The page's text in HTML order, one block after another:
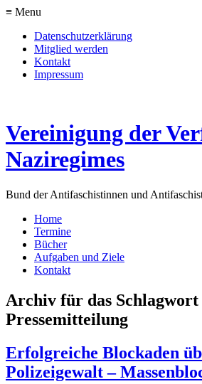
≡ Menu
Datenschutzerklärung
Mitglied werden
Kontakt
Impressum
Vereinigung der
Naziregimes
Bund der Antifaschistinnen und
Home
Termine
Bücher
Aufgaben und Ziele
Kontakt
Archiv für das Schlagwort
Pressemitteilung
Erfolgreiche Blockaden
Polizeigewalt –